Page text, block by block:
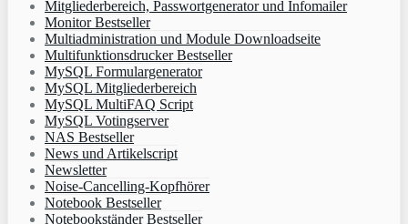
Mitgliederbereich, Passwortgenerator und Infomailer
Monitor Bestseller
Multiadministration und Module Downloadseite
Multifunktionsdrucker Bestseller
MySQL Formulargenerator
MySQL Mitgliederbereich
MySQL MultiFAQ Script
MySQL Votingserver
NAS Bestseller
News und Artikelscript
Newsletter
Noise-Cancelling-Kopfhörer
Notebook Bestseller
Notebookständer Bestseller